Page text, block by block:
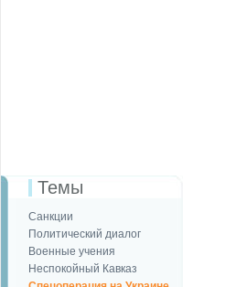
Темы
Санкции
Политический диалог
Военные учения
Неспокойный Кавказ